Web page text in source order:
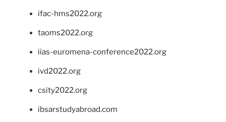
ifac-hms2022.org
taoms2022.org
iias-euromena-conference2022.org
ivd2022.org
csity2022.org
ibsarstudyabroad.com